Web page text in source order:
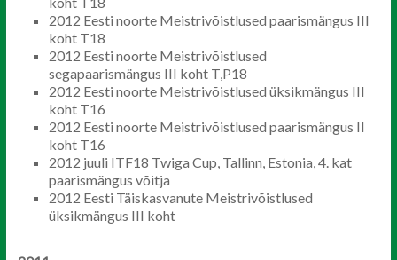
2012 Eesti noorte Meistrivõistlused paarismängus III
koht T18
2012 Eesti noorte Meistrivõistlused
segapaarismängus III koht T,P18
2012 Eesti noorte Meistrivõistlused üksikmängus III
koht T16
2012 Eesti noorte Meistrivõistlused paarismängus II
koht T16
2012 juuli ITF18 Twiga Cup, Tallinn, Estonia, 4. kat
paarismängus võitja
2012 Eesti Täiskasvanute Meistrivõistlused
üksikmängus III koht